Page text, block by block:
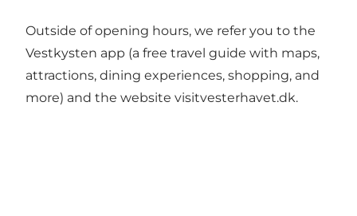
Outside of opening hours, we refer you to the
Vestkysten app (a free travel guide with maps,
attractions, dining experiences, shopping, and
more) and the website visitvesterhavet.dk.